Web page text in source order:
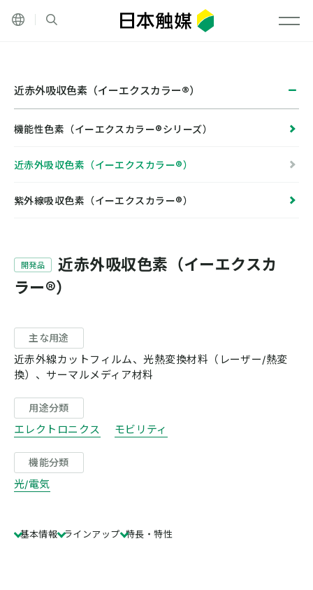
メニ
その他の言語
近赤外吸収色素（イーエクスカラー®）
機能性色素（イーエクスカラー®シリーズ）
近赤外吸収色素（イーエクスカラー®）
紫外線吸収色素（イーエクスカラー®）
開発品
近赤外吸収色素（イーエクスカ
ラー®）
主な用途
近赤外線カットフィルム、光熱変換材料（レーザー/熱変
換）、サーマルメディア材料
用途分類
エレクトロニクス モビリティ
機能分類
光/電気
基本情報 ラインアップ 特長・特性